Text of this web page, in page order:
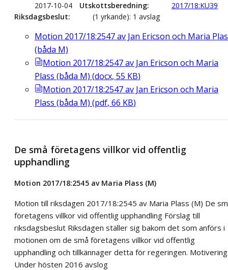
2017-10-04
Utskottsberedning
2017/18:KU39
Riksdagsbeslut
(1 yrkande): 1 avslag
Motion 2017/18:2547 av Jan Ericson och Maria
(båda M)
Motion 2017/18:2547 av Jan Ericson och Maria
Plass (båda M) (docx, 55 KB)
Motion 2017/18:2547 av Jan Ericson och Maria
Plass (båda M) (pdf, 66 KB)
De små företagens villkor vid offentlig
upphandling
Motion 2017/18:2545 av Maria Plass (M)
Motion till riksdagen 2017/18:2545 av Maria Plass (M) De
företagens villkor vid offentlig upphandling Förslag till
riksdagsbeslut Riksdagen ställer sig bakom det som anförs i
motionen om de små företagens villkor vid offentlig
upphandling och tillkännager detta för regeringen. Motivering
Under hösten 2016 avslog